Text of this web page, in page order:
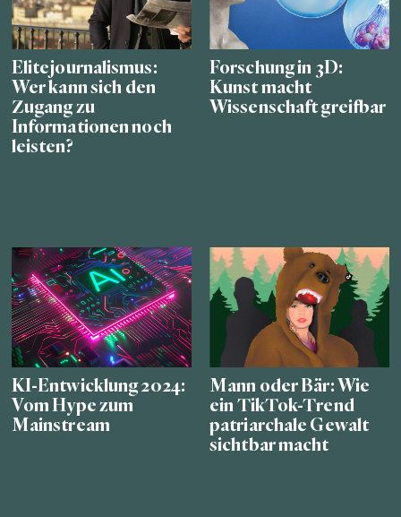
Elitejournalismus:
Wer kann sich den
Zugang zu
Informationen noch
leisten?
Forschung in 3D:
Kunst macht
Wissenschaft greifbar
KI-Entwicklung 2024:
Vom Hype zum
Mainstream
Mann oder Bär: Wie
ein TikTok-Trend
patriarchale Gewalt
sichtbar macht